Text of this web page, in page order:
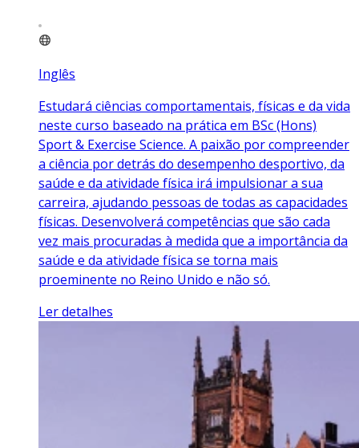
Inglês
Estudará ciências comportamentais, físicas e da vida
neste curso baseado na prática em BSc (Hons)
Sport & Exercise Science. A paixão por compreender
a ciência por detrás do desempenho desportivo, da
saúde e da atividade física irá impulsionar a sua
carreira, ajudando pessoas de todas as capacidades
físicas. Desenvolverá competências que são cada
vez mais procuradas à medida que a importância da
saúde e da atividade física se torna mais
proeminente no Reino Unido e não só.
Ler detalhes